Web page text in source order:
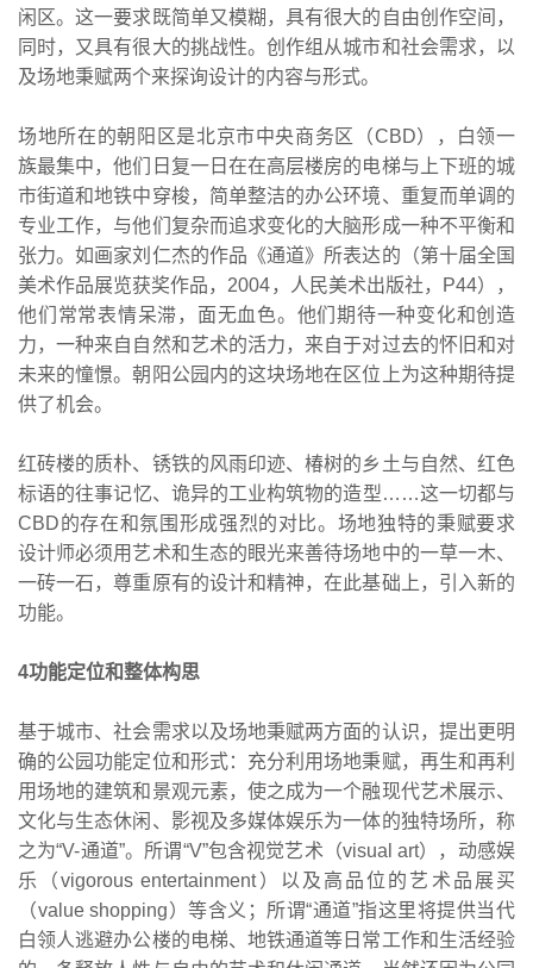
闲区。这一要求既简单又模糊，具有很大的自由创作空间，
同时，又具有很大的挑战性。创作组从城市和社会需求，以
及场地秉赋两个来探询设计的内容与形式。
场地所在的朝阳区是北京市中央商务区（CBD），白领一
族最集中，他们日复一日在在高层楼房的电梯与上下班的城
市街道和地铁中穿梭，简单整洁的办公环境、重复而单调的
专业工作，与他们复杂而追求变化的大脑形成一种不平衡和
张力。如画家刘仁杰的作品《通道》所表达的（第十届全国
美术作品展览获奖作品，2004，人民美术出版社，P44），
他们常常表情呆滞，面无血色。他们期待一种变化和创造
力，一种来自自然和艺术的活力，来自于对过去的怀旧和对
未来的憧憬。朝阳公园内的这块场地在区位上为这种期待提
供了机会。
红砖楼的质朴、锈铁的风雨印迹、椿树的乡土与自然、红色
标语的往事记忆、诡异的工业构筑物的造型……这一切都与
CBD的存在和氛围形成强烈的对比。场地独特的秉赋要求
设计师必须用艺术和生态的眼光来善待场地中的一草一木、
一砖一石，尊重原有的设计和精神，在此基础上，引入新的
功能。
4功能定位和整体构思
基于城市、社会需求以及场地秉赋两方面的认识，提出更明
确的公园功能定位和形式：充分利用场地秉赋，再生和再利
用场地的建筑和景观元素，使之成为一个融现代艺术展示、
文化与生态休闲、影视及多媒体娱乐为一体的独特场所，称
之为“V-通道”。所谓“V”包含视觉艺术（visual art），动感娱
乐（vigorous entertainment）以及高品位的艺术品展买
（value shopping）等含义；所谓“通道”指这里将提供当代
白领人逃避办公楼的电梯、地铁通道等日常工作和生活经验